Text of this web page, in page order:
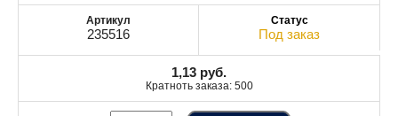
235516 Под заказ
1,13 руб.
Кратноть заказа: 500